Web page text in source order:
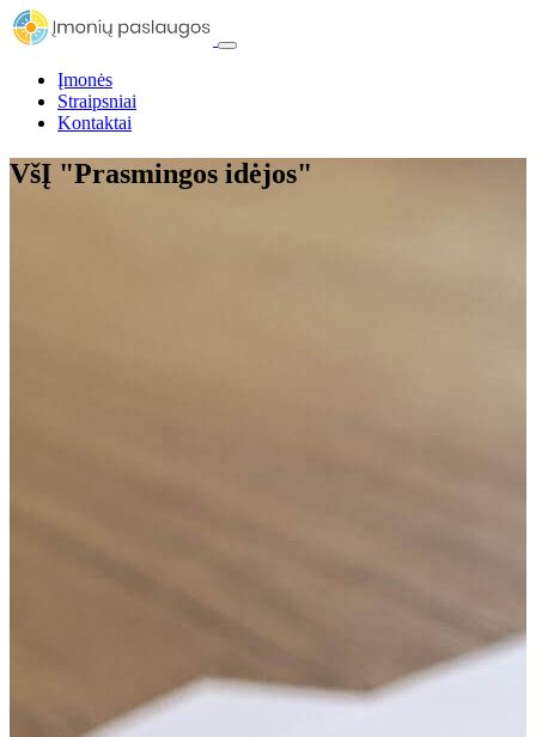
Įmonės
Straipsniai
Kontaktai
VšĮ "Prasmingos idėjos"